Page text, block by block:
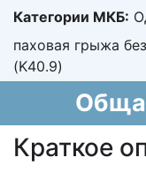
Категории МКБ:
паховая грыжа
(K40.9)
Краткое